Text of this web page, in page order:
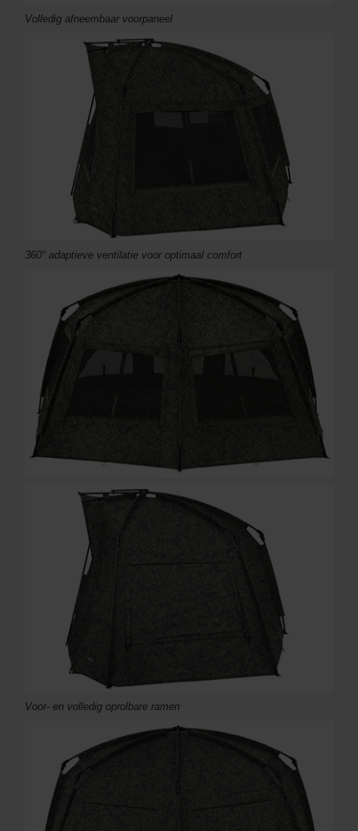
Volledig afneembaar voorpaneel
360° adaptieve ventilatie voor optimaal comfort
Voor- en volledig oprolbare ramen